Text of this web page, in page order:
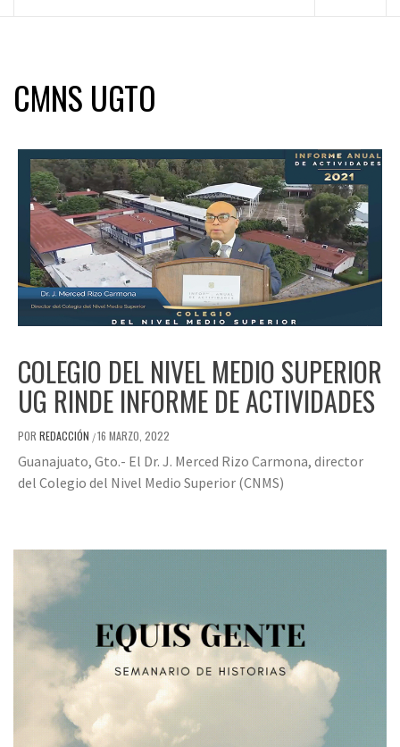
CMNS UGTO
COLEGIO DEL NIVEL MEDIO SUPERIOR
UG RINDE INFORME DE ACTIVIDADES
POR REDACCIÓN /16 MARZO, 2022
Guanajuato, Gto.- El Dr. J. Merced Rizo Carmona, director
del Colegio del Nivel Medio Superior (CNMS)